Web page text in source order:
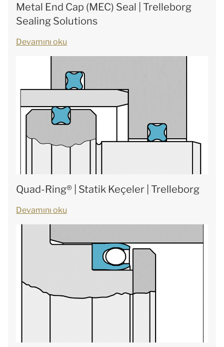
Metal End Cap (MEC) Seal | Trelleborg
Sealing Solutions
Devamını oku
Quad-Ring® | Statik Keçeler | Trelleborg
Devamını oku